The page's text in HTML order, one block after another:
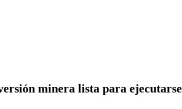
minera lista para ejecutarse